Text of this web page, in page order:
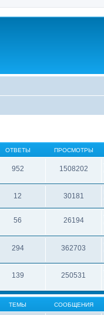
ОТВЕТЫ ПРОСМОТРЫ
952 1508202
12 30181
56 26194
294 362703
139 250531
ТЕМЫ СООБЩЕНИЯ